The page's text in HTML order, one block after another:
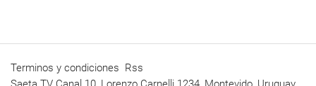
Terminos y condiciones Rss